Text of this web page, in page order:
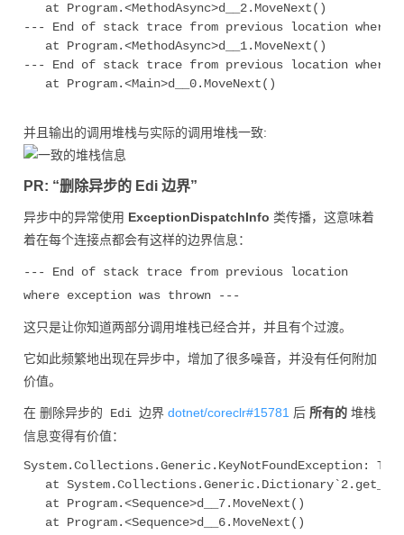
   at Program.<MethodAsync>d__2.MoveNext()
--- End of stack trace from previous location where
   at Program.<MethodAsync>d__1.MoveNext()
--- End of stack trace from previous location where
   at Program.<Main>d__0.MoveNext()
并且输出的调用堆栈与实际的调用堆栈一致:
PR: “删除异步的 Edi 边界”
异步中的异常使用 ExceptionDispatchInfo 类传播，这意味着
着在每个连接点都会有这样的边界信息：
--- End of stack trace from previous location
where exception was thrown ---
这只是让你知道两部分调用堆栈已经合并，并且有个过渡。
它如此频繁地出现在异步中，增加了很多噪音，并没有任何附加
价值。
在 删除异步的 Edi 边界 dotnet/coreclr#15781 后 所有的 堆栈
信息变得有价值：
System.Collections.Generic.KeyNotFoundException:
at
   at Program.<Sequence>d__7.MoveNext()
   at Program.<Sequence>d__6.MoveNext()